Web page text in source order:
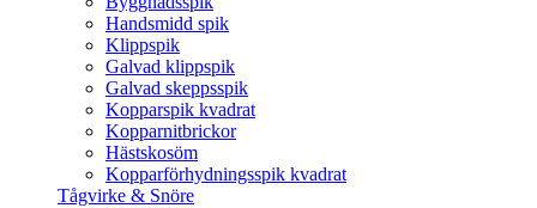
Handsmidd spik
Klippspik
Galvad klippspik
Galvad skeppsspik
Kopparspik kvadrat
Kopparnitbrickor
Hästskosöm
Kopparförhydningsspik kvadrat
Tågvirke & Snöre